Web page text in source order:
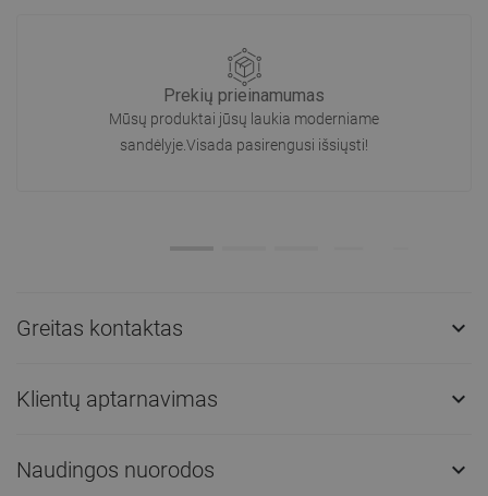
Prekių prieinamumas
Mūsų produktai jūsų laukia moderniame
sandėlyje.Visada pasirengusi išsiųsti!
Greitas kontaktas 
Klientų aptarnavimas 
Naudingos nuorodos 